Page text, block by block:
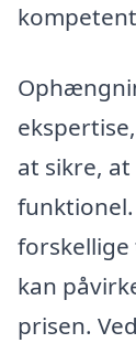
at sikre,
kan
prisen.